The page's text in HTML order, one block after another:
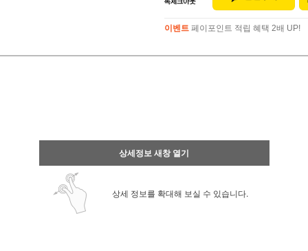
이벤트 페이포인트 적립 혜택 2배 UP!
상세정보 새창 열기
상세 정보를 확대해 보실 수 있습니다.